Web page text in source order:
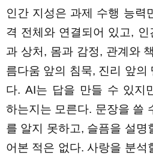
인간 지성은 과제 수행 능력
격 전체와 연결되어 있고,
과 상처, 몸과 감정, 관계와
름다움 앞의 침묵, 진리 앞의
다. AI는 답을 만들 수 있지
하는지는 모른다. 문장을 쓸
를 알지 못하고, 슬픔을 설명
어본 적은 없다. 사랑을 분석